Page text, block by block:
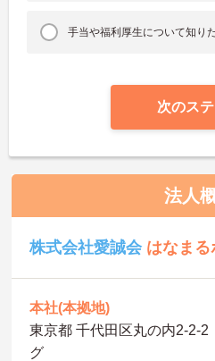
手当や福利厚生について知り
次のス
法人
株式会社愛誠会 はなま
本社(本拠地)
東京都 千代田区丸の内2-2-
グ